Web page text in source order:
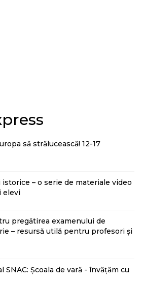
să strălucească! 12-17
– o serie de materiale video
elevi
pregătirea examenului de
– resursă utilă pentru profesori și
SNAC: Școala de vară - învățăm cu